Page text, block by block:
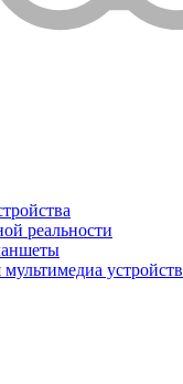
реальности
устройств